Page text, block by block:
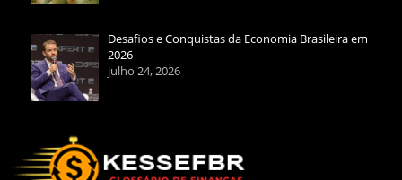
Desafios e Conquistas da Economia Brasileira em
2026
julho 24, 2026